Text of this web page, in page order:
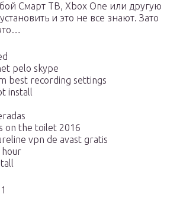
Смарт ТВ, Xbox One или другую
и это не все знают. Зато
pelo skype
best recording settings
install
on the toilet 2016
vpn de avast gratis
hour